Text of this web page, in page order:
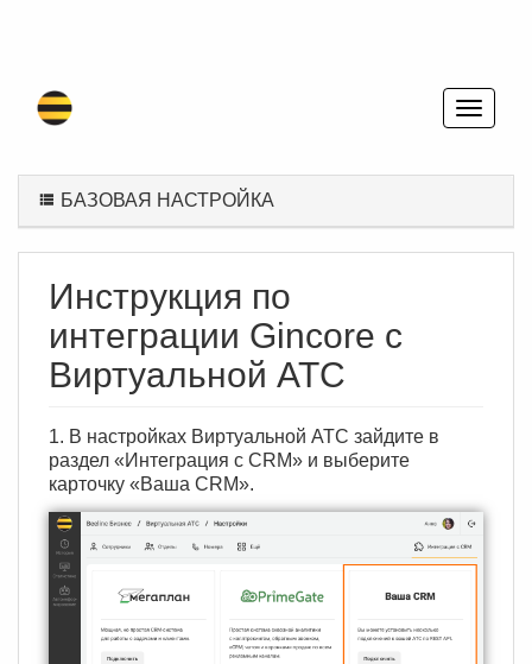
БАЗОВАЯ НАСТРОЙКА
Инструкция по
интеграции Gincore с
Виртуальной АТС
1. В настройках Виртуальной АТС зайдите в
раздел «Интеграция с CRM» и выберите
карточку «Ваша CRM».